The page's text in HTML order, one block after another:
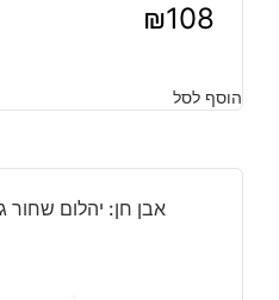
₪108
הוסף לסל
אבן חן: יהלום שחור גלם